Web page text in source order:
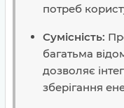
потреб
Сумісність:
багатьма
дозволяє
зберігання